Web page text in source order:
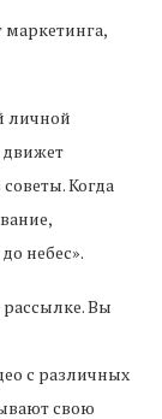
маркетинга,
личной
Когда
небес».
Вы
с различных
свою